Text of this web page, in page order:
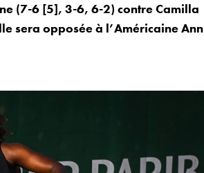
(7-6 [5], 3-6, 6-2) contre Camilla
sera opposée à l’Américaine Ann